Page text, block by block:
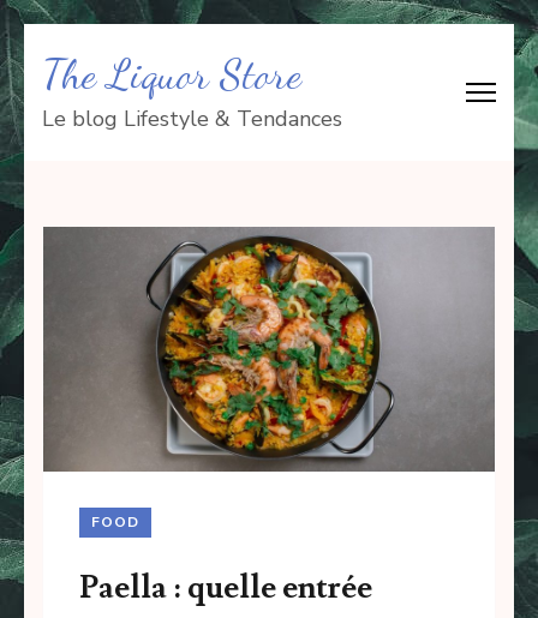
Aller
au
contenu
(Pressez
Entrée)
The Liquor Store
Le blog Lifestyle & Tendances
FOOD
Paella : quelle entrée